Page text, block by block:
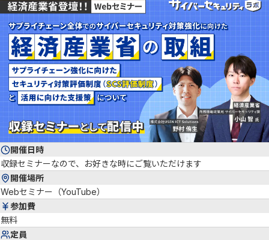
開催日時
収録セミナーなので、お好きな時にご覧いただけます
開催場所
Webセミナー（YouTube）
参加費
無料
定員